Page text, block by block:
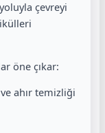
çevreyi
öne çıkar:
ahır temizliği